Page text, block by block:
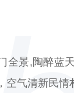
全景,陶醉蓝
空气清新民